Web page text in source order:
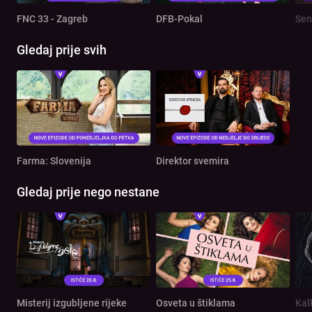
FNC 33 - Zagreb DFB-Pokal
Gledaj prije svih
Farma: Slovenija Direktor svemira
Gledaj prije nego nestane
Misterij izgubljene rijeke Osveta u štiklama